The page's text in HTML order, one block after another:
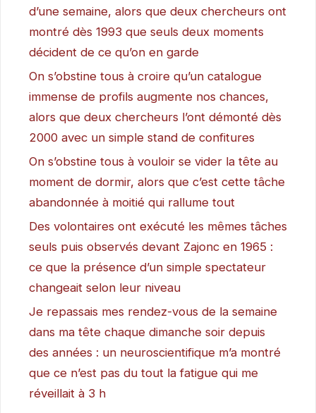
d’une semaine, alors que deux chercheurs ont
montré dès 1993 que seuls deux moments
décident de ce qu’on en garde
On s’obstine tous à croire qu’un catalogue
immense de profils augmente nos chances,
alors que deux chercheurs l’ont démonté dès
2000 avec un simple stand de confitures
On s’obstine tous à vouloir se vider la tête au
moment de dormir, alors que c’est cette tâche
abandonnée à moitié qui rallume tout
Des volontaires ont exécuté les mêmes tâches
seuls puis observés devant Zajonc en 1965 :
ce que la présence d’un simple spectateur
changeait selon leur niveau
Je repassais mes rendez-vous de la semaine
dans ma tête chaque dimanche soir depuis
des années : un neuroscientifique m’a montré
que ce n’est pas du tout la fatigue qui me
réveillait à 3 h